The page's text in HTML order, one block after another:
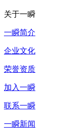
关于一瞬
一瞬简介
企业文化
荣誉资质
加入一瞬
联系一瞬
一瞬新闻